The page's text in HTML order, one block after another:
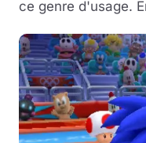
ce genre d'usage.